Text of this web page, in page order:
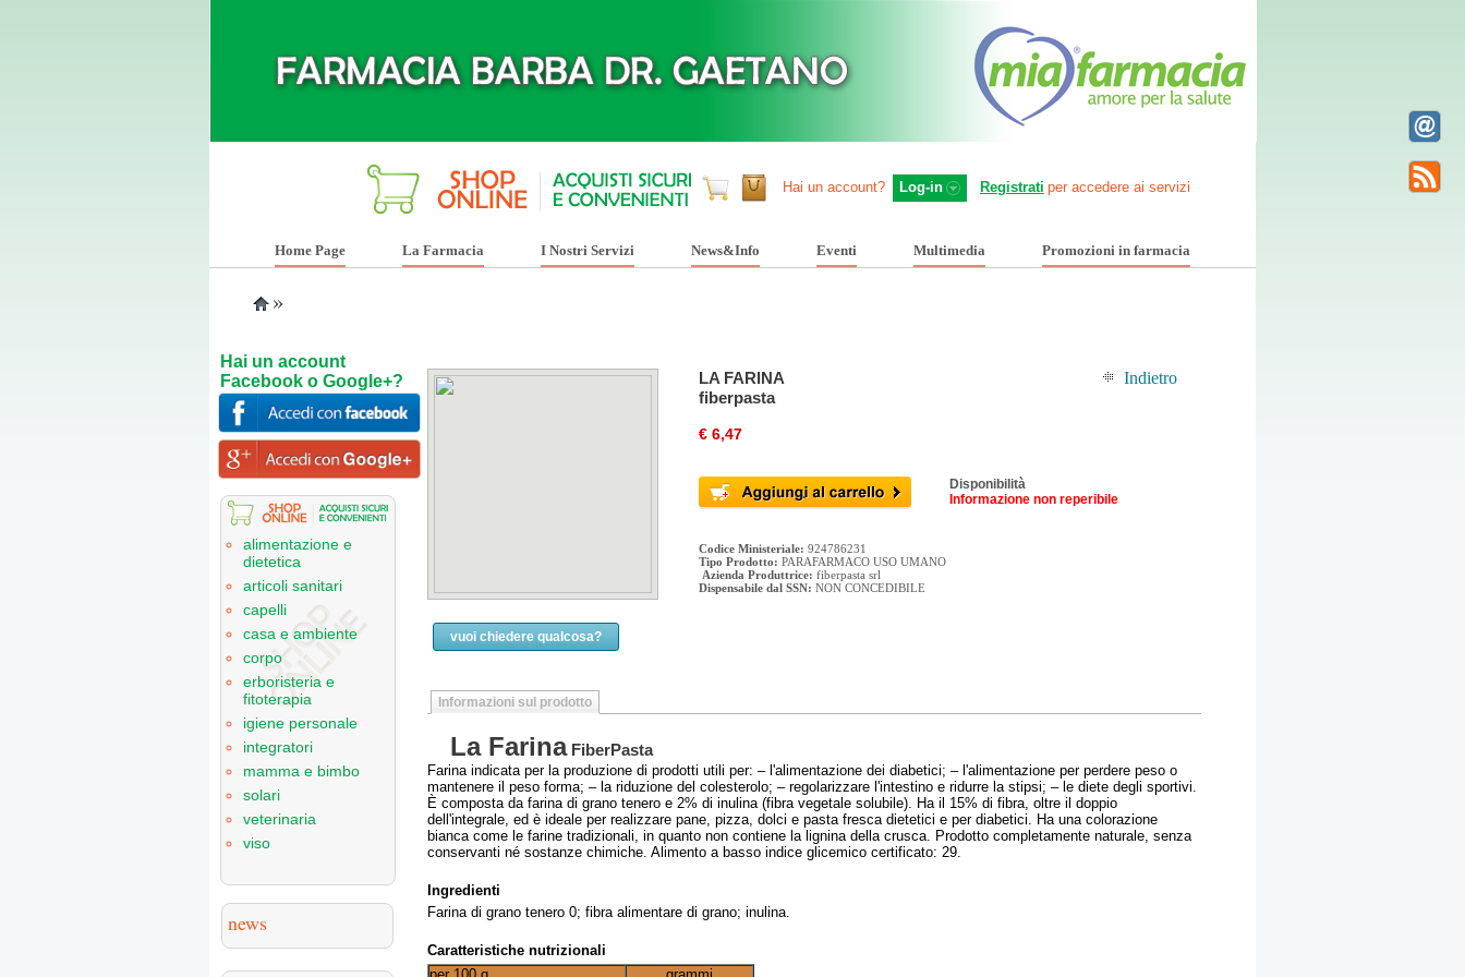
Hai un account
Facebook o Google+?
alimentazione e
dietetica
articoli sanitari
capelli
casa e ambiente
corpo
erboristeria e
fitoterapia
igiene personale
integratori
mamma e bimbo
solari
veterinaria
viso
news
Hai un account? Log-in Registrati per accedere ai servizi
Home Page La Farmacia I Nostri Servizi News&Info Eventi Multimedia Promozioni in farmacia
»
vuoi chiedere qualcosa?
LA FARINA
Indietro
fiberpasta
€ 6,47
Disponibilità
Informazione non reperibile
Codice Ministeriale: 924786231
Tipo Prodotto: PARAFARMACO USO UMANO
Azienda Produttrice: fiberpasta srl
Dispensabile dal SSN: NON CONCEDIBILE
Informazioni sul prodotto
La FarinaFiberPasta
Farina indicata per la produzione di prodotti utili per: – l'alimentazione dei diabetici; – l'alimentazione per perdere peso o
mantenere il peso forma; – la riduzione del colesterolo; – regolarizzare l'intestino e ridurre la stipsi; – le diete degli sportivi.
È composta da farina di grano tenero e 2% di inulina (fibra vegetale solubile). Ha il 15% di fibra, oltre il doppio
dell'integrale, ed è ideale per realizzare pane, pizza, dolci e pasta fresca dietetici e per diabetici. Ha una colorazione
bianca come le farine tradizionali, in quanto non contiene la lignina della crusca. Prodotto completamente naturale, senza
conservanti né sostanze chimiche. Alimento a basso indice glicemico certificato: 29.
Ingredienti
Farina di grano tenero 0; fibra alimentare di grano; inulina.
Caratteristiche nutrizionali